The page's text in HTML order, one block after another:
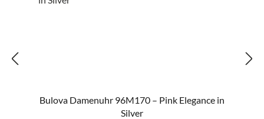
Bulova Damenuhr 96M170 – Pink Elegance in
Silver